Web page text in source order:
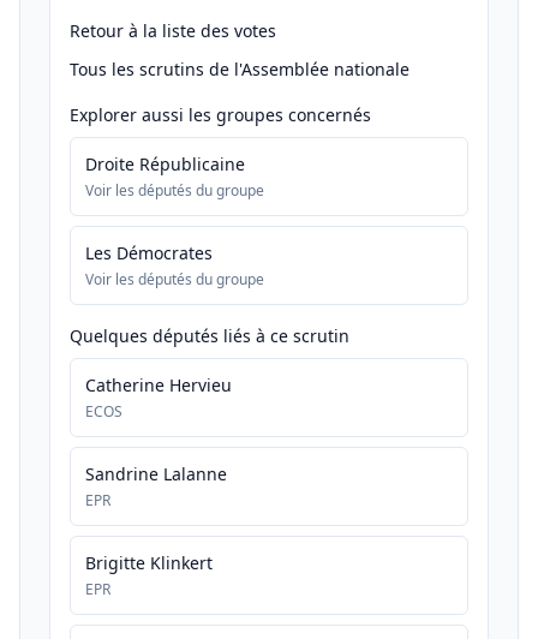
Retour à la liste des votes
Tous les scrutins de l'Assemblée nationale
Explorer aussi les groupes concernés
Droite Républicaine
Voir les députés du groupe
Les Démocrates
Voir les députés du groupe
Quelques députés liés à ce scrutin
Catherine Hervieu
ECOS
Sandrine Lalanne
EPR
Brigitte Klinkert
EPR